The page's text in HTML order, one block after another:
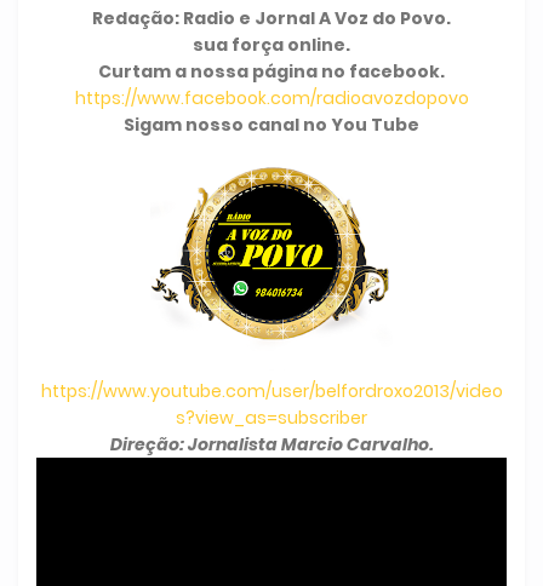
Redação: Radio e Jornal A Voz do Povo.
sua força online.
Curtam a nossa página no facebook.
https://www.facebook.com/radioavozdopovo
Sigam nosso canal no You Tube
https://www.youtube.com/user/belfordroxo2013/video
s?view_as=subscriber
Direção: Jornalista Marcio Carvalho.